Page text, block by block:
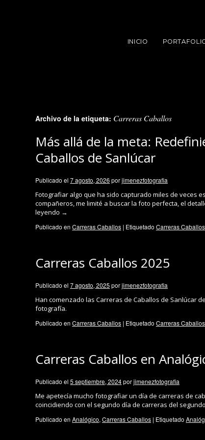
INICIO
Archivo de la etiqueta: Carreras Caballos
Más allá de la meta:
Caballos de Sanlúcar
Publicado el 7 agosto, 2026 porjimenezfotografia
Fotografiar algo que ha sido capturado miles de veces
compañeros, me limité a buscar la foto perfecta, el
leyendo →
Publicado en Carreras Caballos | Etiquetado Carreras Caballos
Carreras Caballos 2025
Publicado el 7 agosto, 2025 porjimenezfotografia
Han comenzado las Carreras de Caballos de Sanlúcar
fotografía.
Publicado en Carreras Caballos | Etiquetado Carreras Caballos
Carreras Caballos en
Publicado el 5 septiembre, 2024porjimenezfotografia
Me apetecía mucho fotografiar un día de carreras de
coincidiendo con el segundo día de carreras del
Publicado en Analógico, Carreras Caballos | Etiquetado